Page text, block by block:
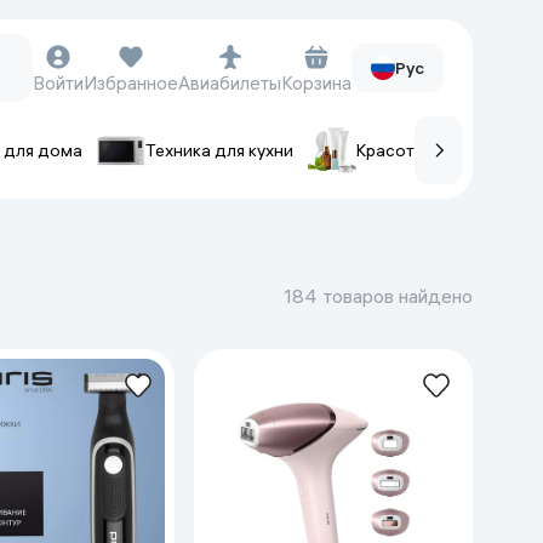
Фитнес-браслеты
Ремешки для часов
Фотоаппараты и видеокамеры
Фотоаппараты
Экшен-камеры
ВойтиИзбранноеАвиабилетыКорзина
Рус
для дома Техника для кухни Красота и уход
184 товаров найдено